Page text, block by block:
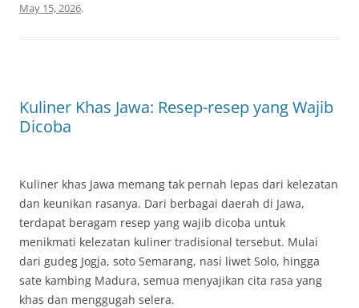
May 15, 2026.
Kuliner Khas Jawa: Resep-resep yang Wajib
Dicoba
Kuliner khas Jawa memang tak pernah lepas dari kelezatan
dan keunikan rasanya. Dari berbagai daerah di Jawa,
terdapat beragam resep yang wajib dicoba untuk
menikmati kelezatan kuliner tradisional tersebut. Mulai
dari gudeg Jogja, soto Semarang, nasi liwet Solo, hingga
sate kambing Madura, semua menyajikan cita rasa yang
khas dan menggugah selera.